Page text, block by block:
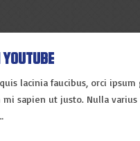
lacinia faucibus, orci ipsum
sapien ut justo. Nulla varius